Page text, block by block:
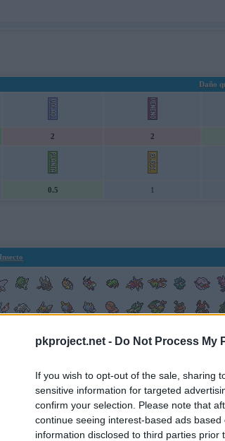
pkproject.net - Do Not Process My
If you wish to opt-out of the sale, sharing
sensitive information for targeted
confirm your selection. Please note that
continue seeing interest-based ads
information disclosed to third parties
Daño
2 2
0.5 1
Insecto
Cutiefly